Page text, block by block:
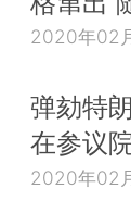
2020年02
弹劾特
在参议
2020年02